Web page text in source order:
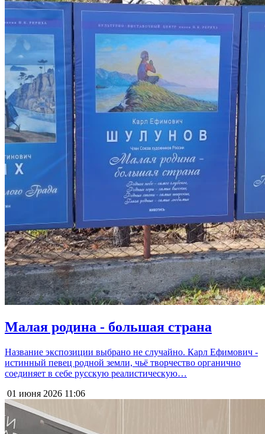
Малая родина - большая страна
Название экспозиции выбрано не случайно. Карл Ефимович -
истинный певец родной земли, чьё творчество органично
соединяет в себе русскую реалистическую…
01 июня 2026 11:06